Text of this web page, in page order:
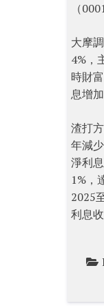
（
大摩
4%，
時財
息增
渣打
年減
淨利
1%，
2025
利息